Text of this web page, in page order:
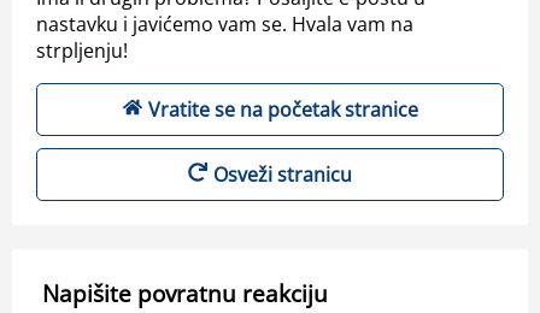
nastavku i javićemo vam se. Hvala vam na
strpljenju!
Vratite se na početak stranice
Osveži stranicu
Napišite povratnu reakciju